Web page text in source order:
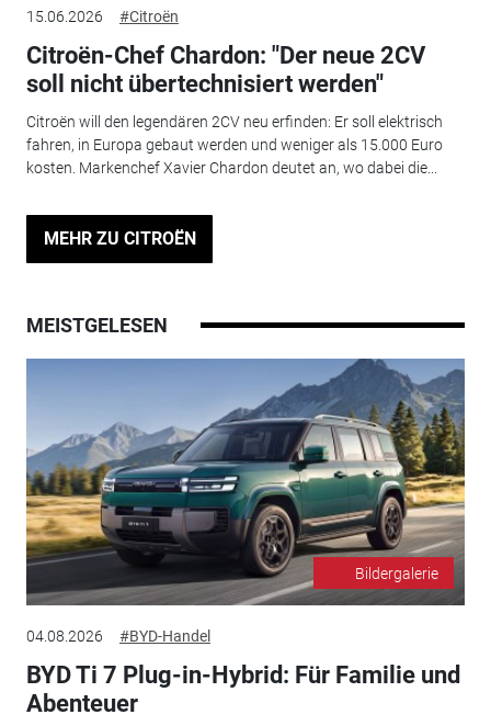
15.06.2026 #Citroën
Citroën-Chef Chardon: "Der neue 2CV
soll nicht übertechnisiert werden"
Citroën will den legendären 2CV neu erfinden: Er soll elektrisch
fahren, in Europa gebaut werden und weniger als 15.000 Euro
kosten. Markenchef Xavier Chardon deutet an, wo dabei die...
MEHR ZU CITROËN
MEISTGELESEN
Bildergalerie
04.08.2026 #BYD-Handel
BYD Ti 7 Plug-in-Hybrid: Für Familie und
Abenteuer